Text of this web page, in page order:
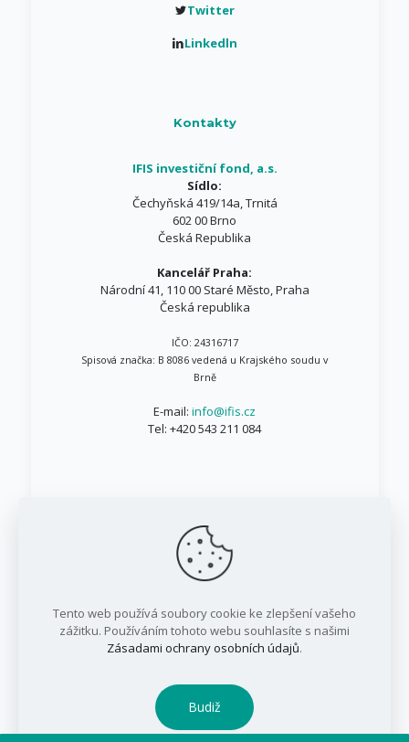
Twitter
Linkedln
Kontakty
IFIS investiční fond, a.s.
Sídlo:
Čechyňská 419/14a, Trnitá
602 00 Brno
Česká Republika
Kancelář Praha:
Národní 41, 110 00 Staré Město, Praha
Česká republika
IČO: 24316717
Spisová značka: B 8086 vedená u Krajského soudu v
Brně
E-mail: info@ifis.cz
Tel: +420 543 211 084
/ IFIS investiční fond, a.s.
Tento web používá soubory cookie ke zlepšení vašeho
zážitku. Používáním tohoto webu souhlasíte s našimi
Zásadami ochrany osobních údajů.
Budiž